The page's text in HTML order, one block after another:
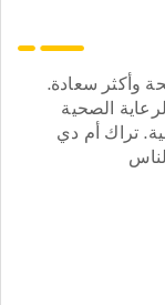
وأكثر سعادة.
الصحية
تراك أم دي